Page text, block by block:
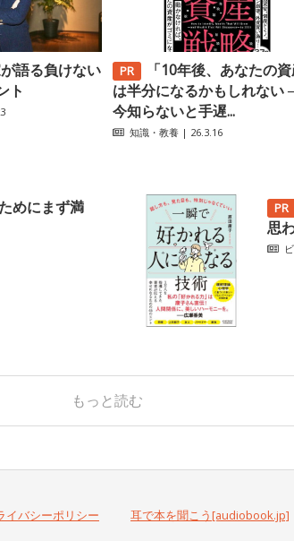
語る負けない
ト
「10年後、あなたの
は半分になるかもしれない
今知らないと手遅...
知識・教養 | 26.3.16
めにまず満
思
もっと読む
イバシーポリシー 耳で本を聞こう[audiobook.jp]